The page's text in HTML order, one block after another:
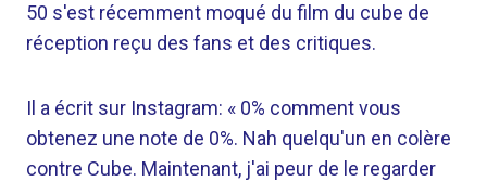
50 s'est récemment moqué du film du cube de
réception reçu des fans et des critiques.
Il a écrit sur Instagram: « 0% comment vous
obtenez une note de 0%. Nah quelqu'un en colère
contre Cube. Maintenant, j'ai peur de le regarder